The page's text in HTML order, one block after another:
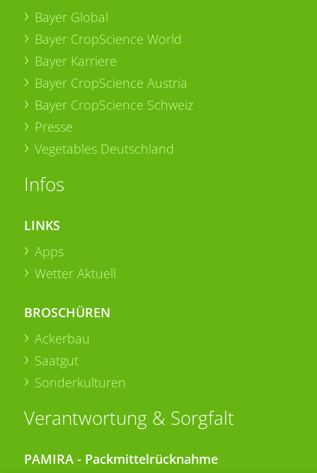
Bayer Global
Bayer CropScience World
Bayer Karriere
Bayer CropScience Austria
Bayer CropScience Schweiz
Presse
Vegetables Deutschland
Infos
LINKS
Apps
Wetter Aktuell
BROSCHÜREN
Ackerbau
Saatgut
Sonderkulturen
Verantwortung & Sorgfalt
PAMIRA - Packmittelrücknahme